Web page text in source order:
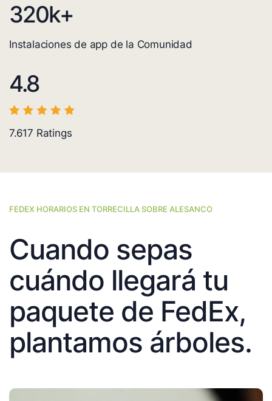
320k+
Instalaciones de app de la Comunidad
4.8
7.617 Ratings
FEDEX HORARIOS EN TORRECILLA SOBRE ALESANCO
Cuando sepas
cuándo llegará tu
paquete de FedEx,
plantamos árboles.